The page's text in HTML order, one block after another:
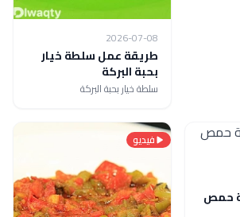
2026-07-08
طريقة عمل سلطة خيار
بحبة البركة
سلطة خيار بحبة البركة
حمص
فيديو